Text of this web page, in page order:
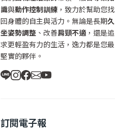
識與動作控制訓練 ，致力於幫助您找
回身體的自主與活力。無論是長期久
坐姿勢調整 、改善肩頸不適 ，還是追
求更輕盈有力的生活，逸力都是您最
堅實的夥伴。
訂閱電子報